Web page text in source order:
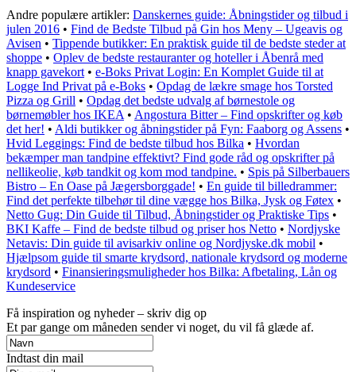
Andre populære artikler: Danskernes guide: Åbningstider og tilbud i
julen 2016 • Find de Bedste Tilbud på Gin hos Meny – Ugeavis og
Avisen • Tippende butikker: En praktisk guide til de bedste steder at
shoppe • Oplev de bedste restauranter og hoteller i Åbenrå med
knapp gavekort • e-Boks Privat Login: En Komplet Guide til at
Logge Ind Privat på e-Boks • Opdag de lækre smage hos Torsted
Pizza og Grill • Opdag det bedste udvalg af børnestole og
børnemøbler hos IKEA • Angostura Bitter – Find opskrifter og køb
det her! • Aldi butikker og åbningstider på Fyn: Faaborg og Assens •
Hvid Leggings: Find de bedste tilbud hos Bilka • Hvordan
bekæmper man tandpine effektivt? Find gode råd og opskrifter på
nellikeolie, køb tandkit og kom mod tandpine. • Spis på Silberbauers
Bistro – En Oase på Jægersborggade! • En guide til billedrammer:
Find det perfekte tilbehør til dine vægge hos Bilka, Jysk og Føtex •
Netto Gug: Din Guide til Tilbud, Åbningstider og Praktiske Tips •
BKI Kaffe – Find de bedste tilbud og priser hos Netto • Nordjyske
Netavis: Din guide til avisarkiv online og Nordjyske.dk mobil •
Hjælpsom guide til smarte krydsord, nationale krydsord og moderne
krydsord • Finansieringsmuligheder hos Bilka: Afbetaling, Lån og
Kundeservice
Få inspiration og nyheder – skriv dig op
Et par gange om måneden sender vi noget, du vil få glæde af.
Indtast din mail